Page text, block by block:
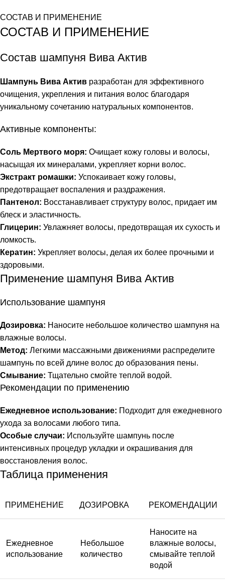
СОСТАВ И ПРИМЕНЕНИЕ
СОСТАВ И ПРИМЕНЕНИЕ
Состав шампуня Вива Актив
Шампунь Вива Актив разработан для эффективного
очищения, укрепления и питания волос благодаря
уникальному сочетанию натуральных компонентов.
Активные компоненты:
Соль Мертвого моря: Очищает кожу головы и волосы,
насыщая их минералами, укрепляет корни волос.
Экстракт ромашки: Успокаивает кожу головы,
предотвращает воспаления и раздражения.
Пантенол: Восстанавливает структуру волос, придает им
блеск и эластичность.
Глицерин: Увлажняет волосы, предотвращая их сухость и
ломкость.
Кератин: Укрепляет волосы, делая их более прочными и
здоровыми.
Применение шампуня Вива Актив
Использование шампуня
Дозировка: Наносите небольшое количество шампуня на
влажные волосы.
Метод: Легкими массажными движениями распределите
шампунь по всей длине волос до образования пены.
Смывание: Тщательно смойте теплой водой.
Рекомендации по применению
Ежедневное использование: Подходит для ежедневного
ухода за волосами любого типа.
Особые случаи: Используйте шампунь после
интенсивных процедур укладки и окрашивания для
восстановления волос.
Таблица применения
ПРИМЕНЕНИЕ ДОЗИРОВКА РЕКОМЕНДАЦИИ
Ежедневное
использование
Небольшое
количество
Наносите на
влажные волосы,
смывайте теплой
водой